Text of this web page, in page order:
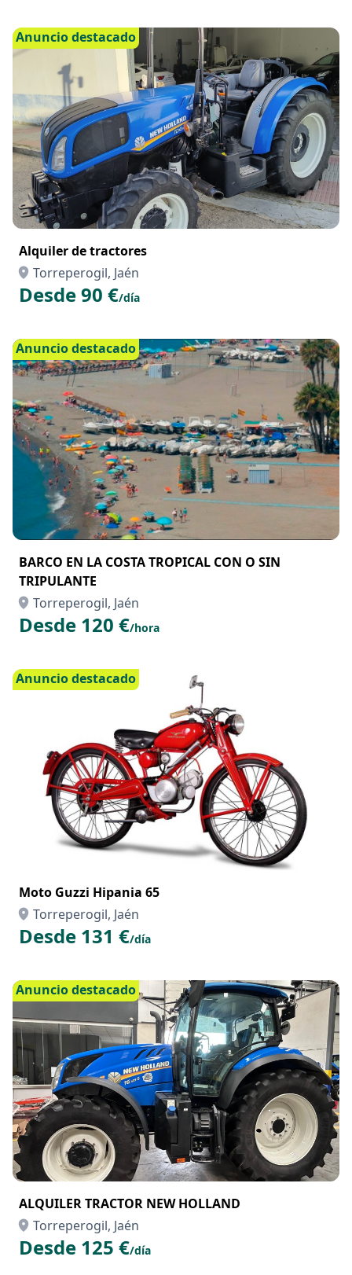
Anuncio destacado
Alquiler de tractores
Torreperogil, Jaén
Desde 90 €/día
Anuncio destacado
BARCO EN LA COSTA TROPICAL CON O SIN
TRIPULANTE
Torreperogil, Jaén
Desde 120 €/hora
Anuncio destacado
Moto Guzzi Hipania 65
Torreperogil, Jaén
Desde 131 €/día
Anuncio destacado
ALQUILER TRACTOR NEW HOLLAND
Torreperogil, Jaén
Desde 125 €/día